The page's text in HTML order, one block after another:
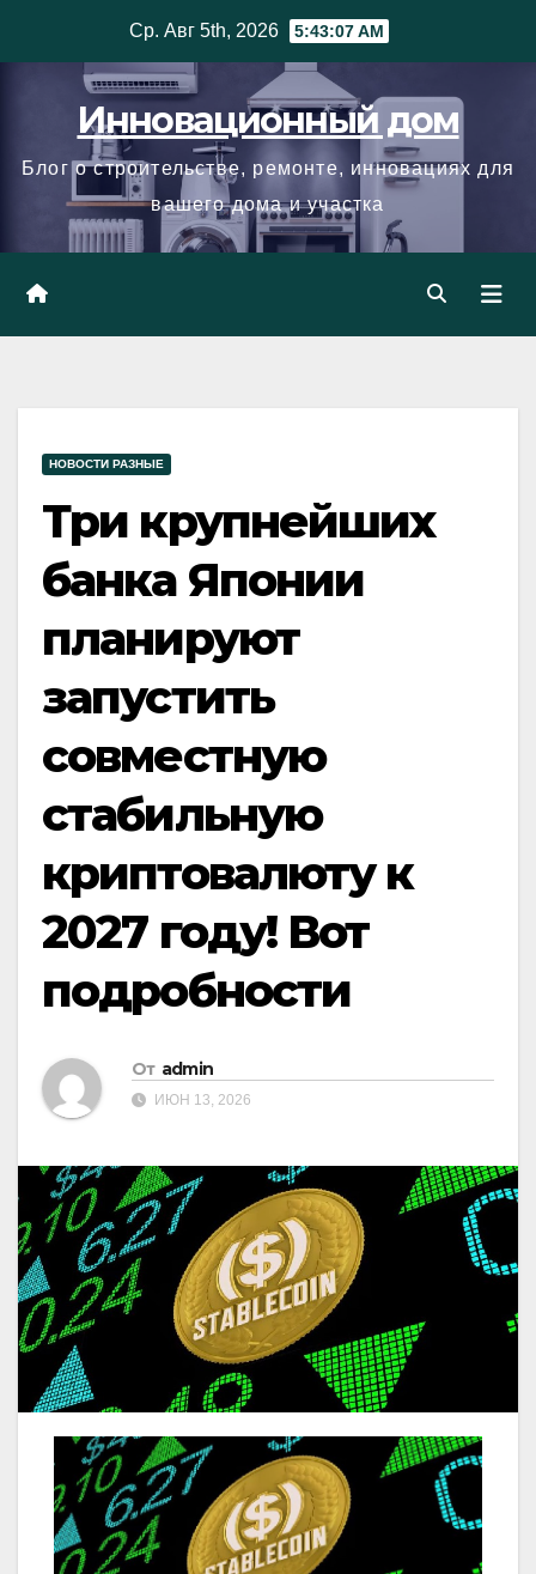
Ср. Авг 5th, 2026 5:43:08 AM
Инновационный дом
Блог о строительстве, ремонте, инновациях для
вашего дома и участка
НОВОСТИ РАЗНЫЕ
Три крупнейших
банка Японии
планируют
запустить
совместную
стабильную
криптовалюту к
2027 году! Вот
подробности
От admin
ИЮН 13, 2026